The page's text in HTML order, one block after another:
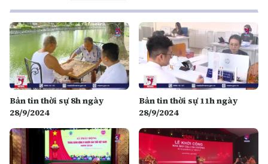
Bản tin thời sự 8h ngày
28/9/2024
Bản tin thời sự 11h ngày
28/9/2024